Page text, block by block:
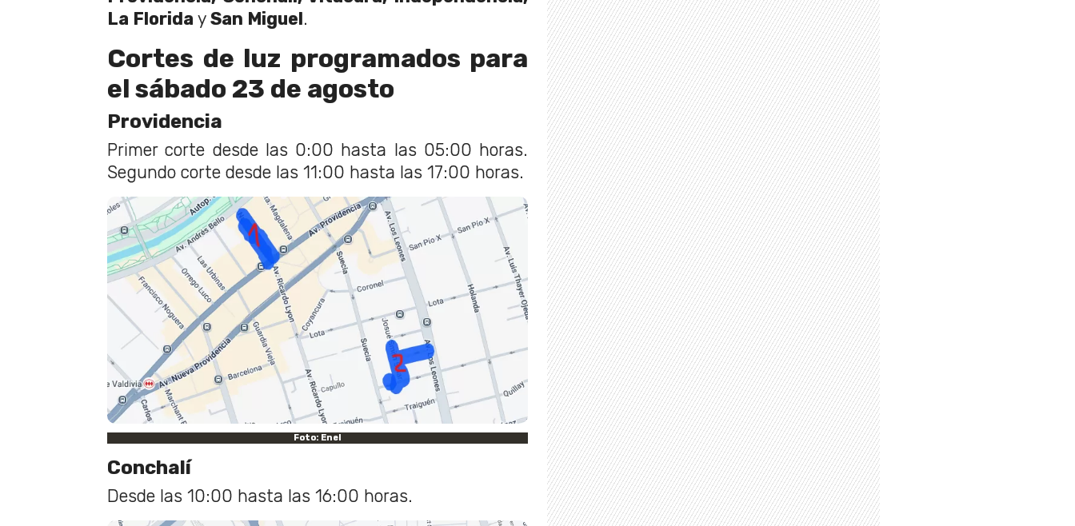
La Florida y San Miguel.
Cortes de luz programados para
el sábado 23 de agosto
Providencia
Primer corte desde las 0:00 hasta las 05:00 horas.
Segundo corte desde las 11:00 hasta las 17:00 horas.
Foto: Enel
Conchalí
Desde las 10:00 hasta las 16:00 horas.